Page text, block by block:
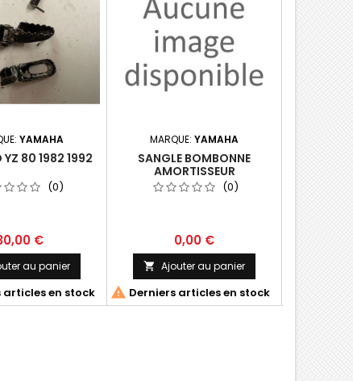
YAMAHA
YZ 80 1982 1992
(0)
€
au panier
articles en stock
MARQUE: YAMAHA
SANGLE BOMBONNE
AMORTISSEUR
(0)
0,00 €
 Ajouter au panier
 Derniers articles en stock